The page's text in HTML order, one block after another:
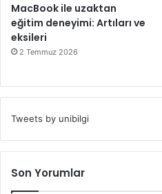
MacBook ile uzaktan
eğitim deneyimi: Artıları ve
eksileri
2 Temmuz 2026
Tweets by unibilgi
Son Yorumlar